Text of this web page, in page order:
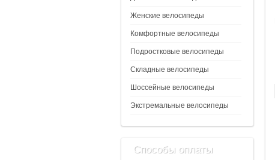
Женские велосипеды
Комфортные велосипеды
Подростковые велосипеды
Складные велосипеды
Шоссейные велосипеды
Экстремальные велосипеды
Способы оплаты